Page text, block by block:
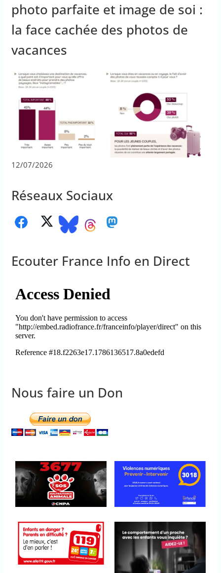
photo parfaite et image de soi :
la face cachée des photos de
vacances
12/07/2026
Réseaux Sociaux
Ecouter France Info en Direct
Nous faire un Don